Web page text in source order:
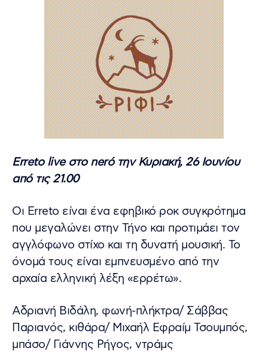
Erreto live στο nerό την Κυριακή, 26 Ιουνίου
από τις 21.00
Οι Erreto είναι ένα εφηβικό ροκ συγκρότημα
που μεγαλώνει στην Τήνο και προτιμάει τον
αγγλόφωνο στίχο και τη δυνατή μουσική. Το
όνομά τους είναι εμπνευσμένο από την
αρχαία ελληνική λέξη «ερρέτω».
Αδριανή Βιδάλη, φωνή-πλήκτρα/ Σάββας
Παριανός, κιθάρα/ Μιχαήλ Εφραίμ Τσουμπός,
μπάσο/ Γιάννης Ρήγος, ντράμς